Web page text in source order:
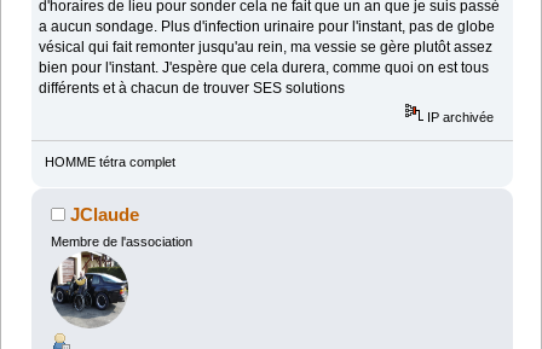
d'horaires de lieu pour sonder cela ne fait que un an que je suis passé
a aucun sondage. Plus d'infection urinaire pour l'instant, pas de globe
vésical qui fait remonter jusqu'au rein, ma vessie se gère plutôt assez
bien pour l'instant. J'espère que cela durera, comme quoi on est tous
différents et à chacun de trouver SES solutions
IP archivée
HOMME tétra complet
JClaude
Membre de l'association